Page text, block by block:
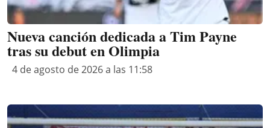
Nueva canción dedicada a Tim Payne
tras su debut en Olimpia
4 de agosto de 2026 a las 11:58